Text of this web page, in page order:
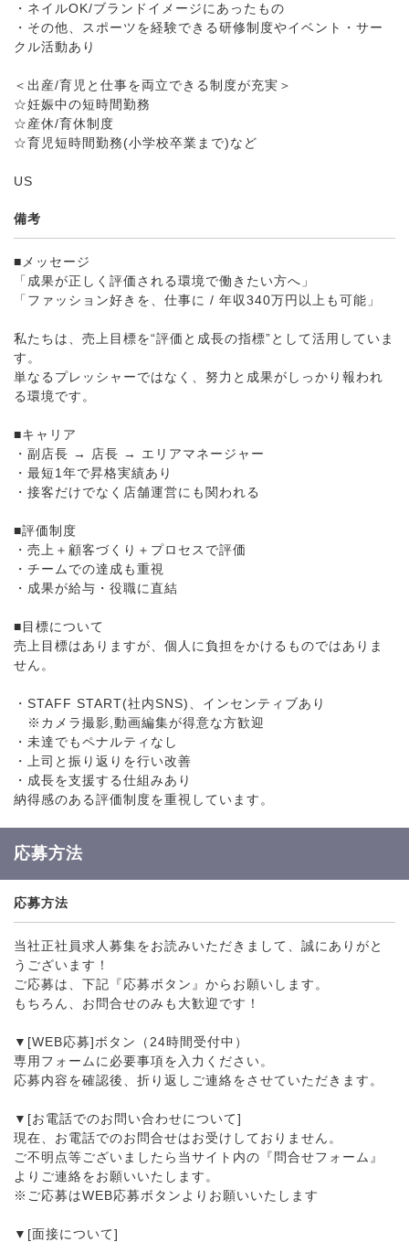
・ネイルOK/ブランドイメージにあったもの
・その他、スポーツを経験できる研修制度やイベント・サー
クル活動あり
＜出産/育児と仕事を両立できる制度が充実＞
☆妊娠中の短時間勤務
☆産休/育休制度
☆育児短時間勤務(小学校卒業まで)など
US
備考
■メッセージ
「成果が正しく評価される環境で働きたい方へ」
「ファッション好きを、仕事に / 年収340万円以上も可能」
私たちは、売上目標を“評価と成長の指標”として活用していま
す。
単なるプレッシャーではなく、努力と成果がしっかり報われ
る環境です。
■キャリア
・副店長 → 店長 → エリアマネージャー
・最短1年で昇格実績あり
・接客だけでなく店舗運営にも関われる
■評価制度
・売上＋顧客づくり＋プロセスで評価
・チームでの達成も重視
・成果が給与・役職に直結
■目標について
売上目標はありますが、個人に負担をかけるものではありま
せん。
・STAFF START(社内SNS)、インセンティブあり
※カメラ撮影,動画編集が得意な方歓迎
・未達でもペナルティなし
・上司と振り返りを行い改善
・成長を支援する仕組みあり
納得感のある評価制度を重視しています。
応募方法
応募方法
当社正社員求人募集をお読みいただきまして、誠にありがと
うございます！
ご応募は、下記『応募ボタン』からお願いします。
もちろん、お問合せのみも大歓迎です！
▼[WEB応募]ボタン（24時間受付中）
専用フォームに必要事項を入力ください。
応募内容を確認後、折り返しご連絡をさせていただきます。
▼[お電話でのお問い合わせについて]
現在、お電話でのお問合せはお受けしておりません。
ご不明点等ございましたら当サイト内の『問合せフォーム』
よりご連絡をお願いいたします。
※ご応募はWEB応募ボタンよりお願いいたします
▼[面接について]